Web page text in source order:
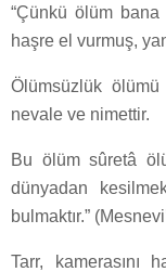
“Çünkü ölüm
haşre el vurmuş,
Ölümsüzlük ölümü
nevale ve nimettir.
Bu ölüm sûretâ
dünyadan
bulmaktır.”
Tarr, kamerasını